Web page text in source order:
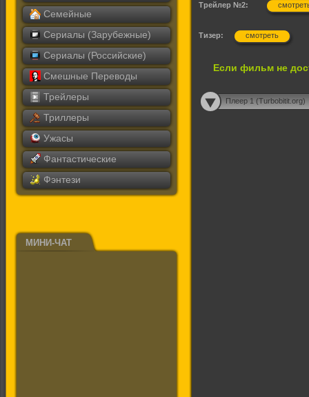
Семейные
Сериалы (Зарубежные)
Сериалы (Российские)
Смешные Переводы
Трейлеры
Триллеры
Ужасы
Фантастические
Фэнтези
МИНИ-ЧАТ
Трейлер №2:
Тизер: смотреть
Если фильм не
Плеер 1 (Turbobitit.org)